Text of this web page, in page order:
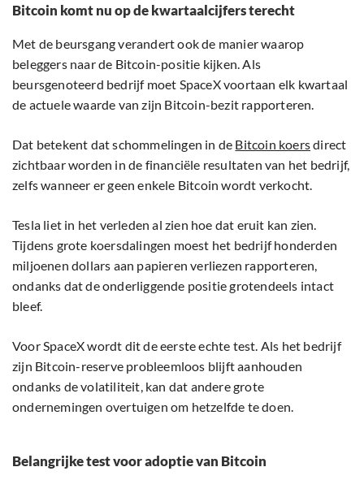
Bitcoin komt nu op de kwartaalcijfers terecht
Met de beursgang verandert ook de manier waarop
beleggers naar de Bitcoin-positie kijken. Als
beursgenoteerd bedrijf moet SpaceX voortaan elk kwartaal
de actuele waarde van zijn Bitcoin-bezit rapporteren.
Dat betekent dat schommelingen in de Bitcoin koersdirect
zichtbaar worden in de financiële resultaten van het bedrijf,
zelfs wanneer er geen enkele Bitcoin wordt verkocht.
Tesla liet in het verleden al zien hoe dat eruit kan zien.
Tijdens grote koersdalingen moest het bedrijf honderden
miljoenen dollars aan papieren verliezen rapporteren,
ondanks dat de onderliggende positie grotendeels intact
bleef.
Voor SpaceX wordt dit de eerste echte test. Als het bedrijf
zijn Bitcoin-reserve probleemloos blijft aanhouden
ondanks de volatiliteit, kan dat andere grote
ondernemingen overtuigen om hetzelfde te doen.
Belangrijke test voor adoptie van Bitcoin